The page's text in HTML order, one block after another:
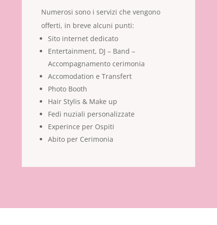
Numerosi sono i servizi che vengono
offerti, in breve alcuni punti:
Sito internet dedicato
Entertainment, DJ – Band –
Accompagnamento cerimonia
Accomodation e Transfert
Photo Booth
Hair Stylis & Make up
Fedi nuziali personalizzate
Experince per Ospiti
Abito per Cerimonia